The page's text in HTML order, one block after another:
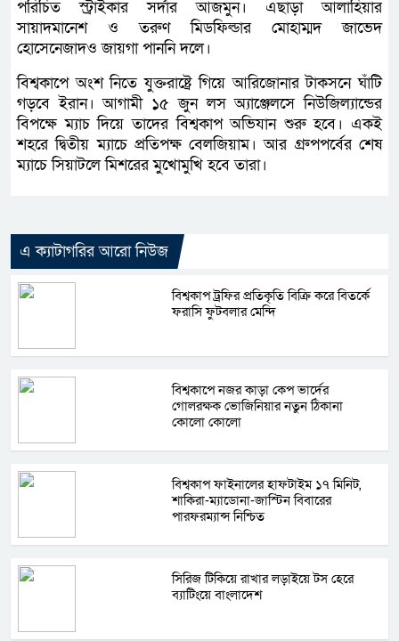
পরিচিত স্ট্রাইকার সর্দার আজমুন। এছাড়া আলাহিয়ার
সায়াদমানেশ ও তরুণ মিডফিল্ডার মোহাম্মদ জাভেদ
হোসেনেজাদও জায়গা পাননি দলে।
বিশ্বকাপে অংশ নিতে যুক্তরাষ্ট্রে গিয়ে আরিজোনার টাকসনে ঘাঁটি
গড়বে ইরান। আগামী ১৫ জুন লস অ্যাঞ্জেলসে নিউজিল্যান্ডের
বিপক্ষে ম্যাচ দিয়ে তাদের বিশ্বকাপ অভিযান শুরু হবে। একই
শহরে দ্বিতীয় ম্যাচে প্রতিপক্ষ বেলজিয়াম। আর গ্রুপপর্বের শেষ
ম্যাচে সিয়াটলে মিশরের মুখোমুখি হবে তারা।
এ ক্যাটাগরির আরো নিউজ
বিশ্বকাপ ট্রফির প্রতিকৃতি বিক্রি করে বিতর্কে
ফরাসি ফুটবলার মেন্দি
বিশ্বকাপে নজর কাড়া কেপ ভার্দের
গোলরক্ষক ভোজিনিয়ার নতুন ঠিকানা
কোলো কোলো
বিশ্বকাপ ফাইনালের হাফটাইম ১৭ মিনিট,
শাকিরা-ম্যাডোনা-জাস্টিন বিবারের
পারফরম্যান্স নিশ্চিত
সিরিজ টিকিয়ে রাখার লড়াইয়ে টস হেরে
ব্যাটিংয়ে বাংলাদেশ